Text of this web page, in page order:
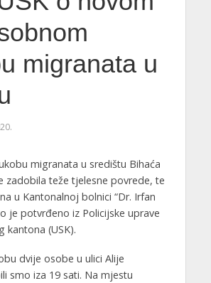
migranata u
migranata u središtu Bihaća
zadobila teže tjelesne povrede, te
u Kantonalnoj bolnici “Dr. Irfan
je potvrđeno iz Policijske uprave
kantona (USK).
dvije osobe u ulici Alije
smo iza 19 sati. Na mjestu